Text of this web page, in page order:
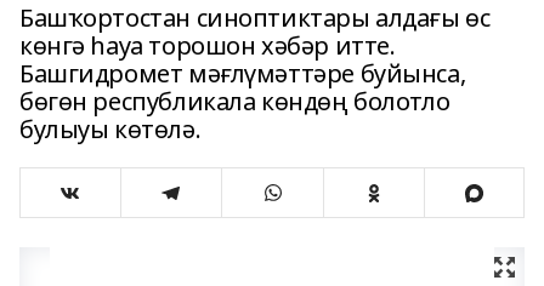
Башҡортостан синоптиктары алдағы өс
көнгә һауа торошон хәбәр итте.
Башгидромет мәғлүмәттәре буйынса,
бөгөн республикала көндөң болотло
булыуы көтөлә.